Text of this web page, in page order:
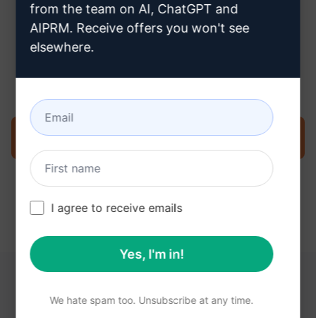
Schritt 3: Verwenden Sie den
Prompt in Ihrem Claude
Prompt jetzt in Claude ausprobieren
from the team on AI, ChatGPT and
AIPRM. Receive offers you won't see
elsewhere.
I agree to receive emails
Yes, I'm in!
We hate spam too. Unsubscribe at any time.